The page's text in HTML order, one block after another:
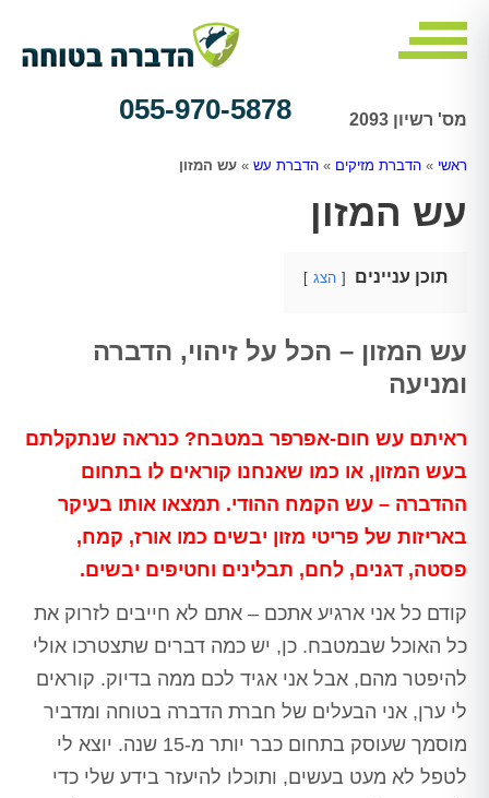
מס' רשיון 2093 055-970-5878
ראשי » הדברת מזיקים » הדברת עש » עש המזון
עש המזון
תוכן עניינים הצג
עש המזון – הכל על זיהוי, הדברה
ומניעה
ראיתם עש חום-אפרפר במטבח? כנראה שנתקלתם
בעש המזון, או כמו שאנחנו קוראים לו בתחום
ההדברה – עש הקמח ההודי. תמצאו אותו בעיקר
באריזות של פריטי מזון יבשים כמו אורז, קמח,
פסטה, דגנים, לחם, תבלינים וחטיפים יבשים.
קודם כל אני ארגיע אתכם – אתם לא חייבים לזרוק את
כל האוכל שבמטבח. כן, יש כמה דברים שתצטרכו אולי
להיפטר מהם, אבל אני אגיד לכם ממה בדיוק. קוראים
לי ערן, אני הבעלים של חברת הדברה בטוחה ומדביר
מוסמך שעוסק בתחום כבר יותר מ-15 שנה. יוצא לי
לטפל לא מעט בעשים, ותוכלו להיעזר בידע שלי כדי